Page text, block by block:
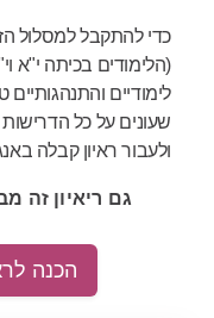
כדי להתקבל למסלול
(הלימודים בכיתה י"א
לימודיים
שעונים על כל
ולעבור ראיון קבלה
גם ריאיון זה
הכנה